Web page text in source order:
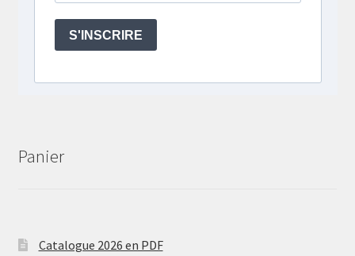
Panier
Catalogue 2026 en PDF